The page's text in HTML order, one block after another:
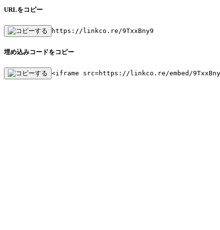
URLをコピー
https://linkco.re/9TxxBny9
埋め込みコードをコピー
<iframe src=https://linkco.re/embed/